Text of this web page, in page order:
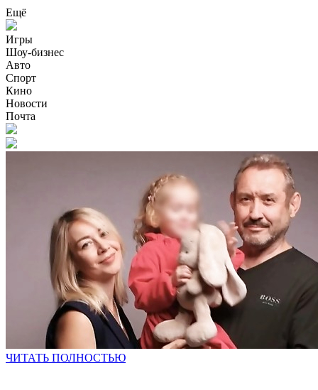
Ещё
Игры
Шоу-бизнес
Авто
Спорт
Кино
Новости
Почта
ЧИТАТЬ ПОЛНОСТЬЮ